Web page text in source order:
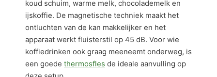
koud schuim, warme melk, chocolademelk en
ijskoffie. De magnetische techniek maakt het
ontluchten van de kan makkelijker en het
apparaat werkt fluisterstil op 45 dB. Voor wie
koffiedrinken ook graag meeneemt onderweg, is
een goede thermosfles de ideale aanvulling op